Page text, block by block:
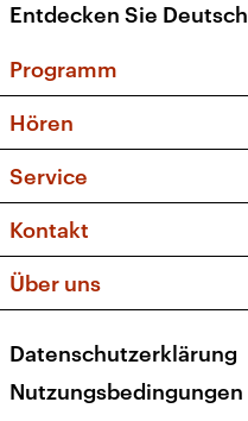
Entdecken Sie
Programm
Sendungen und
Musikliste
Kakadu – Das
Hören
Frequenzen (UKW
Service
FAQ
Apps
Newsletter
Kontakt
Social Media
Über uns
Presse
Karriere
Datenschutzerklärung
Nutzungsbedingungen